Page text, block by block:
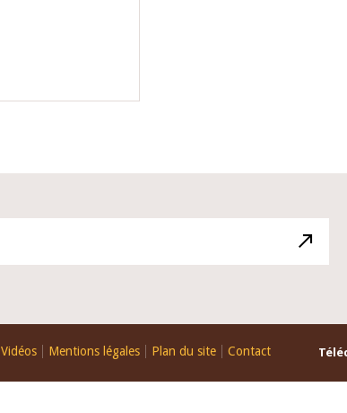
Vidéos Mentions légales Plan du site Contact